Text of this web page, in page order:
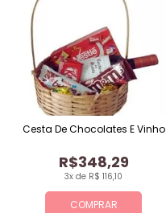
COMPRAR
3x de R$ 116,10
R$348,29
Cesta De Chocolates E Vinho